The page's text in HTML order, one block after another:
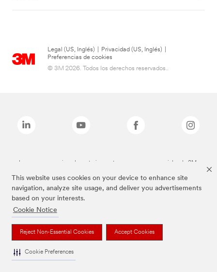
This website uses cookies on your device to enhance site
navigation, analyze site usage, and deliver you advertisements
based on your interests.
Cookie Notice
Reject Non-Essential Cookies Accept Cookies
Cookie Preferences
Legal (US, Inglés) Privacidad (US, Inglés)
Preferencias de cookies
© 3M 2026. Todos los derechos reservados..
Las marcas mencionadas anteriormente son marcas comerciales de 3M.